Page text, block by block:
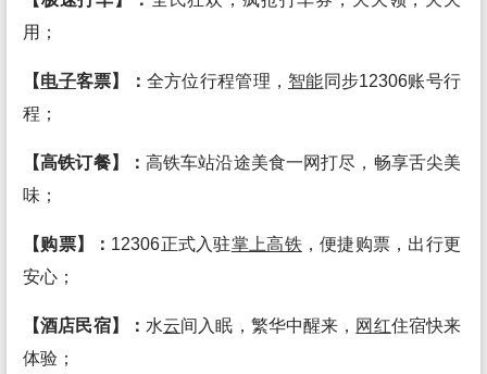
用；
【电子客票】： 全方位行程管理， 智能同步12306账号行
程；
【高铁订餐】： 高铁车站沿途美食一网打尽，畅享舌尖美
味；
【购票】： 12306正式入驻掌上高铁，便捷购票，出行更
安心；
【酒店民宿】： 水云间入眠，繁华中醒来， 网红住宿快来
体验；